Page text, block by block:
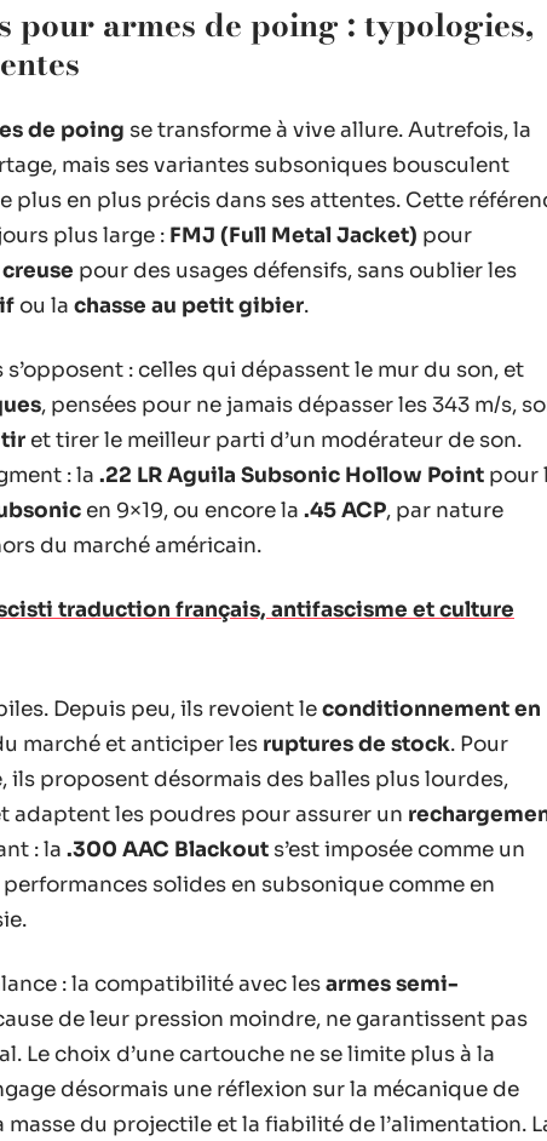
pour armes de poing : typologies,
de poing se transforme à vive allure. Autrefois, la
mais ses variantes subsoniques bousculent
plus en plus précis dans ses attentes. Cette
plus large : FMJ (Full Metal Jacket) pour
pour des usages défensifs, sans oublier les
ou la chasse au petit gibier.
: celles qui dépassent le mur du son, et
, pensées pour ne jamais dépasser les 343 m/s,
et tirer le meilleur parti d’un modérateur de son.
: la .22 LR Aguila Subsonic Hollow Point pour
en 9×19, ou encore la .45 ACP, par nature
du marché américain.
traduction français, antifascisme et culture
Depuis peu, ils revoient leconditionnement en
marché et anticiper les ruptures de stock. Pour
ils proposent désormais des balles plus lourdes,
adaptent les poudres pour assurer un
: la .300 AAC Blackout s’est imposée comme un
solides en subsonique comme en
: la compatibilité avec lesarmes semi-
de leur pression moindre, ne garantissent pas
Le choix d’une cartouche ne se limite plus à la
désormais une réflexion sur la mécanique de
masse du projectile et la fiabilité de l’alimentation.